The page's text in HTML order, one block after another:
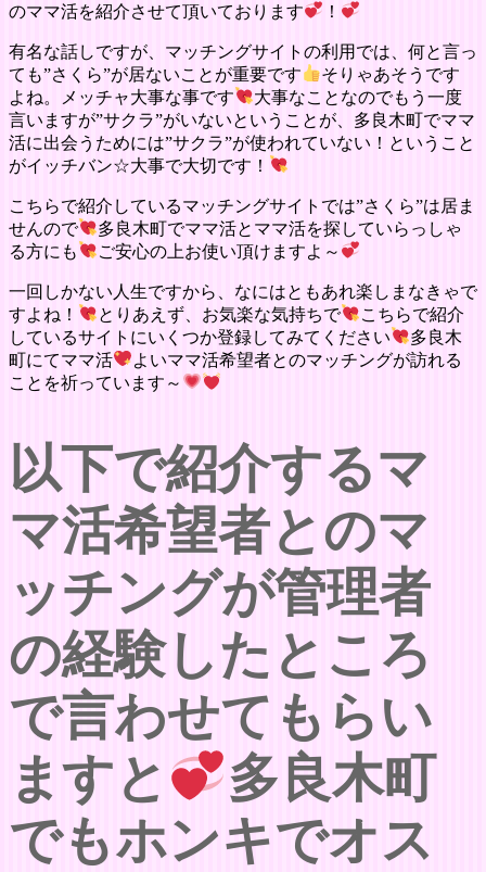
のママ活を紹介させて頂いております
！
有名な話しですが、マッチングサイトの利用では、何と言っ
ても”さくら”が居ないことが重要です
そりゃあそうです
よね。メッチャ大事な事です
大事なことなのでもう一度
言いますが”サクラ”がいないということが、多良木町でママ
活に出会うためには”サクラ”が使われていない！ということ
がイッチバン☆大事で大切です！
こちらで紹介しているマッチングサイトでは”さくら”は居ま
せんので
多良木町でママ活とママ活を探していらっしゃ
る方にも
ご安心の上お使い頂けますよ～
一回しかない人生ですから、なにはともあれ楽しまなきゃで
すよね！
とりあえず、お気楽な気持ちで
こちらで紹介
しているサイトにいくつか登録してみてください
多良木
町にてママ活
よいママ活希望者とのマッチングが訪れる
ことを祈っています～
以下で紹介するマ
マ活希望者とのマ
ッチングが管理者
の経験したところ
で言わせてもらい
ますと
多良木町
でもホンキでオス